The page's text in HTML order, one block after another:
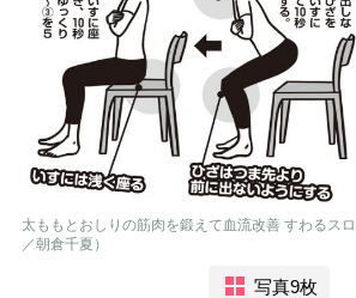
太ももとおしりの筋肉を鍛えて血流改善 すわるス
／朝倉千夏）
写真9枚